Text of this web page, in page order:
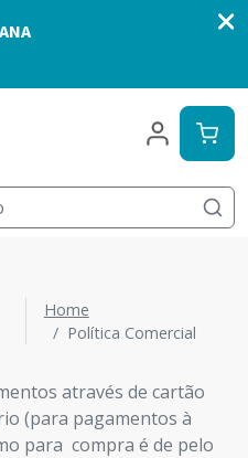
Home
Política Comercial
através de cartão
(para pagamentos à
para compra é de pelo